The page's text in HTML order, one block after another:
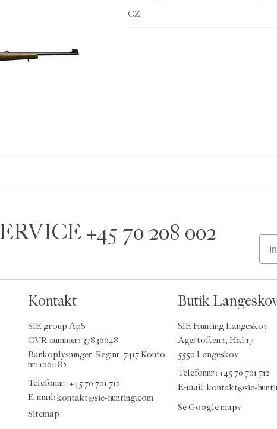
CZ
+45 70 208 002
Kontakt
SIE group ApS
CVR-nummer: 37836648
Bankoplysninger: Reg nr: 7417 Konto
nr: 1061182
Telefonnr.: +45 70 701 712
E-mail: kontakt@sie-hunting.com
Sitemap
Butik
SIE Hunting Langeskov
Agertoften 1, Hal 17
5550 Langeskov
Telefonnr.: +45 70 701 712
E-mail: kontakt@sie-
Se Google maps